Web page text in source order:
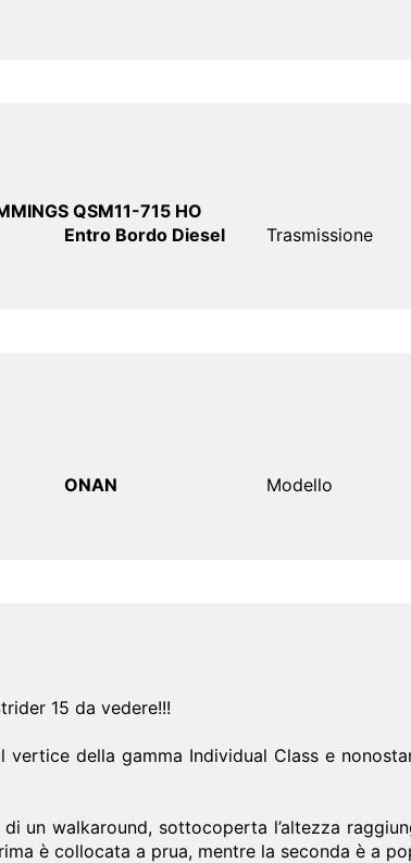
QSM11-715 HO
Entro Bordo Diesel Trasmissione
ONAN Modello
15 da vedere!!!
vertice della gamma Individual Class e
un walkaround, sottocoperta l’altezza
è collocata a prua, mentre la seconda è a